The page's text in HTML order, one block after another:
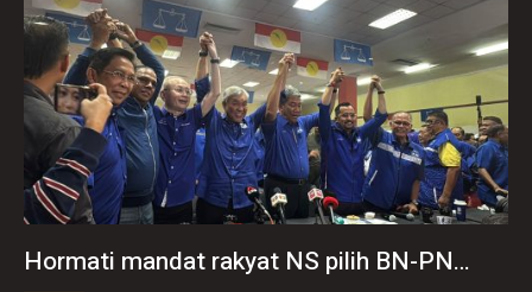
Hormati mandat rakyat NS pilih BN-PN…